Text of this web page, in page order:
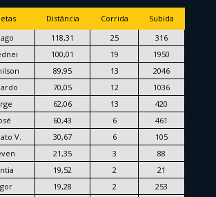
Distância Corrida
Subida
118,31 25
316
100,01 19
1950
89,95 13
2046
70,05 12
1036
62,06 13
420
60,43 6
461
V. 30,67 6
105
21,35 3
88
19,52 2
21
19,28 2
253